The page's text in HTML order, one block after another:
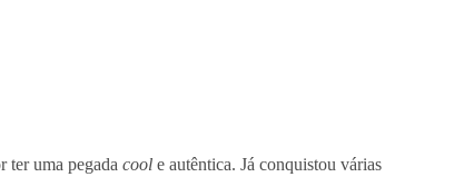
ter uma pegada cool e autêntica. Já conquistou várias